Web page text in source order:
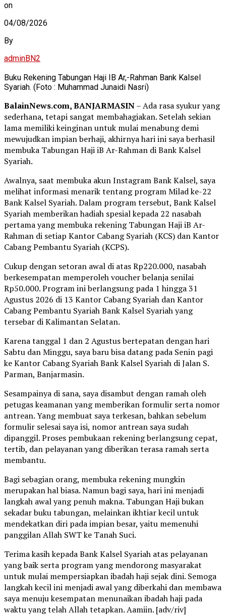
on
04/08/2026
By
adminBN2
Buku Rekening Tabungan Haji IB Ar,-Rahman Bank Kalsel
Syariah. (Foto : Muhammad Junaidi Nasri)
BalainNews.com, BANJARMASIN– Ada rasa syukur yang
sederhana, tetapi sangat membahagiakan. Setelah sekian
lama memiliki keinginan untuk mulai menabung demi
mewujudkan impian berhaji, akhirnya hari ini saya berhasil
membuka Tabungan Haji iB Ar-Rahman di Bank Kalsel
Syariah.
Awalnya, saat membuka akun Instagram Bank Kalsel, saya
melihat informasi menarik tentang program Milad ke-22
Bank Kalsel Syariah. Dalam program tersebut, Bank Kalsel
Syariah memberikan hadiah spesial kepada 22 nasabah
pertama yang membuka rekening Tabungan Haji iB Ar-
Rahman di setiap Kantor Cabang Syariah (KCS) dan Kantor
Cabang Pembantu Syariah (KCPS).
Cukup dengan setoran awal di atas Rp220.000, nasabah
berkesempatan memperoleh voucher belanja senilai
Rp50.000. Program ini berlangsung pada 1 hingga 31
Agustus 2026 di 13 Kantor Cabang Syariah dan Kantor
Cabang Pembantu Syariah Bank Kalsel Syariah yang
tersebar di Kalimantan Selatan.
Karena tanggal 1 dan 2 Agustus bertepatan dengan hari
Sabtu dan Minggu, saya baru bisa datang pada Senin pagi
ke Kantor Cabang Syariah Bank Kalsel Syariah di Jalan S.
Parman, Banjarmasin.
Sesampainya di sana, saya disambut dengan ramah oleh
petugas keamanan yang memberikan formulir serta nomor
antrean. Yang membuat saya terkesan, bahkan sebelum
formulir selesai saya isi, nomor antrean saya sudah
dipanggil. Proses pembukaan rekening berlangsung cepat,
tertib, dan pelayanan yang diberikan terasa ramah serta
membantu.
Bagi sebagian orang, membuka rekening mungkin
merupakan hal biasa. Namun bagi saya, hari ini menjadi
langkah awal yang penuh makna. Tabungan Haji bukan
sekadar buku tabungan, melainkan ikhtiar kecil untuk
mendekatkan diri pada impian besar, yaitu memenuhi
panggilan Allah SWT ke Tanah Suci.
Terima kasih kepada Bank Kalsel Syariah atas pelayanan
yang baik serta program yang mendorong masyarakat
untuk mulai mempersiapkan ibadah haji sejak dini. Semoga
langkah kecil ini menjadi awal yang diberkahi dan membawa
saya menuju kesempatan menunaikan ibadah haji pada
waktu yang telah Allah tetapkan. Aamiin. [adv/riv]